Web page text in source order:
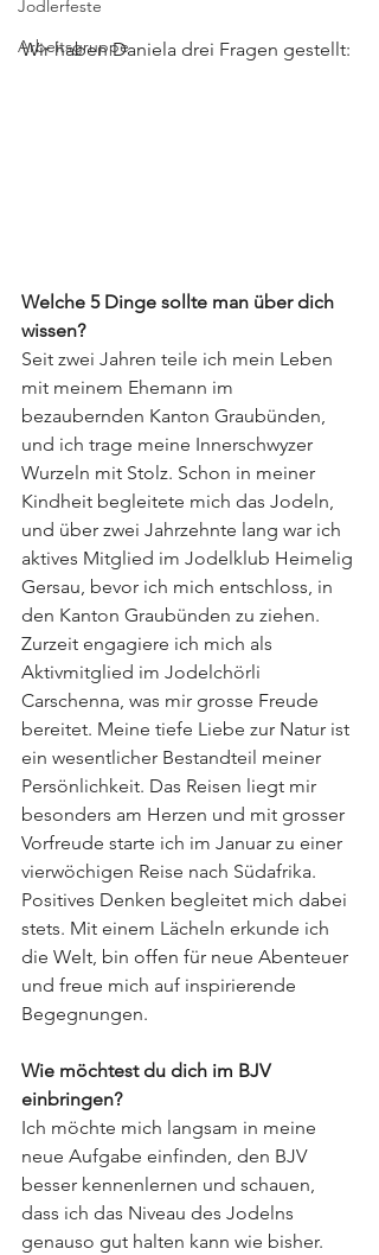
Jodlerfeste
Arbeitsgruppe
Wir haben Daniela drei Fragen gestellt:
Welche 5 Dinge sollte man über dich
wissen?
Seit zwei Jahren teile ich mein Leben
mit meinem Ehemann im
bezaubernden Kanton Graubünden,
und ich trage meine Innerschwyzer
Wurzeln mit Stolz. Schon in meiner
Kindheit begleitete mich das Jodeln,
und über zwei Jahrzehnte lang war ich
aktives Mitglied im Jodelklub Heimelig
Gersau, bevor ich mich entschloss, in
den Kanton Graubünden zu ziehen.
Zurzeit engagiere ich mich als
Aktivmitglied im Jodelchörli
Carschenna, was mir grosse Freude
bereitet. Meine tiefe Liebe zur Natur ist
ein wesentlicher Bestandteil meiner
Persönlichkeit. Das Reisen liegt mir
besonders am Herzen und mit grosser
Vorfreude starte ich im Januar zu einer
vierwöchigen Reise nach Südafrika.
Positives Denken begleitet mich dabei
stets. Mit einem Lächeln erkunde ich
die Welt, bin offen für neue Abenteuer
und freue mich auf inspirierende
Begegnungen.
Wie möchtest du dich im BJV
einbringen?
Ich möchte mich langsam in meine
neue Aufgabe einfinden, den BJV
besser kennenlernen und schauen,
dass ich das Niveau des Jodelns
genauso gut halten kann wie bisher.